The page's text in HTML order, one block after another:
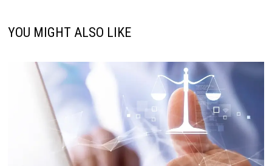
YOU MIGHT ALSO LIKE